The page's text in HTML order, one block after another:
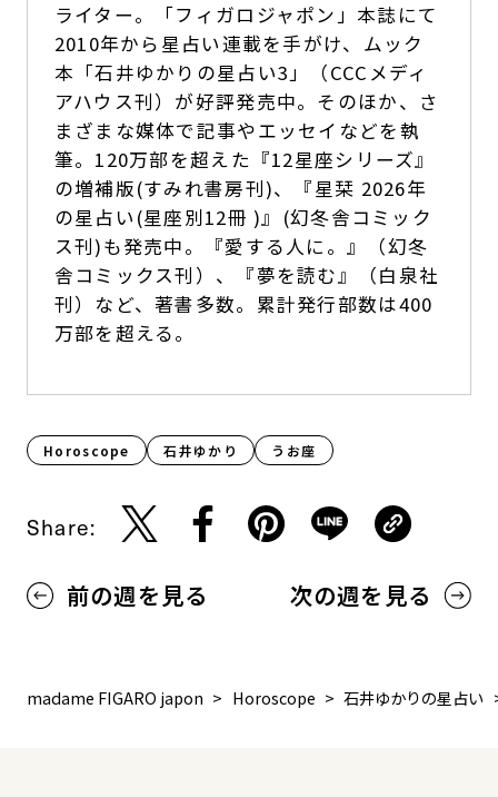
ライター。「フィガロジャポン」本誌にて
2010年から星占い連載を手がけ、ムック
本「石井ゆかりの星占い3」（CCCメディ
アハウス刊）が好評発売中。そのほか、さ
まざまな媒体で記事やエッセイなどを執
筆。120万部を超えた『12星座シリーズ』
の増補版(すみれ書房刊)、『星栞 2026年
の星占い(星座別12冊 )』(幻冬舎コミック
ス刊)も発売中。『愛する人に。』（幻冬
舎コミックス刊）、『夢を読む』（白泉社
刊）など、著書多数。累計発行部数は400
万部を超える。
Horoscope 石井ゆかり うお座
Share:
前の週を見る 次の週を見る
madame FIGARO japon Horoscope 石井ゆかりの星占い